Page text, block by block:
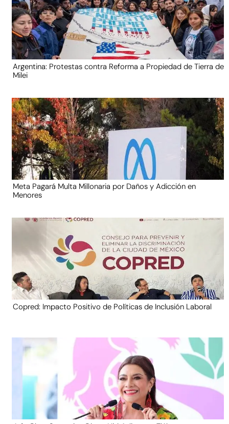
Argentina: Protestas contra Reforma a Propiedad de Tierra de
Milei
Meta Pagará Multa Millonaria por Daños y Adicción en
Menores
Copred: Impacto Positivo de Políticas de Inclusión Laboral